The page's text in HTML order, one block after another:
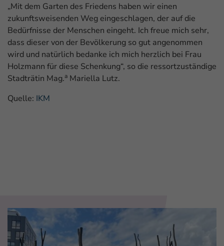
„Mit dem Garten des Friedens haben wir einen
zukunftsweisenden Weg eingeschlagen, der auf die
Bedürfnisse der Menschen eingeht. Ich freue mich sehr,
dass dieser von der Bevölkerung so gut angenommen
wird und natürlich bedanke ich mich herzlich bei Frau
Holzmann für diese Schenkung“, so die ressortzuständige
Stadträtin Mag.a Mariella Lutz.
Quelle: IKM